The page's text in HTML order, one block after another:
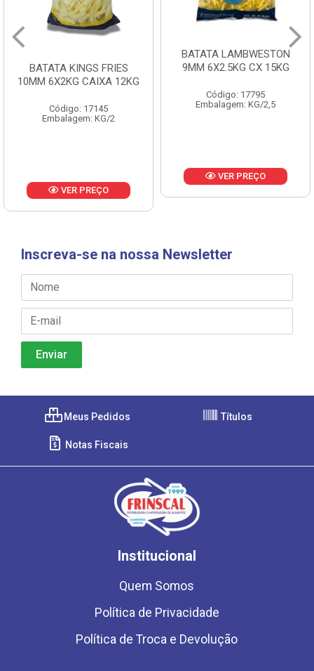
9MM 6X2.5KG CX 15KG
Embalagem: KG/2,5
BATATA LAMBWESTON
7MM 8X2,25KG CX 18KG
Código: 18433
Embalagem: KG/2,25
VER PREÇO
Inscreva-se na nossa Newsletter
Meus Pedidos Títulos
Notas Fiscais
Institucional
Quem Somos
Política de Privacidade
Política de Troca e Devolução